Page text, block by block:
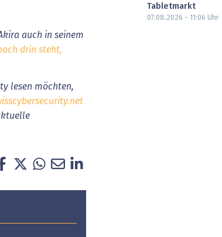
auch in seinem
drin steht,
lesen möchten,
Tabletmarkt
07.08.2026 - 11:06 Uhr